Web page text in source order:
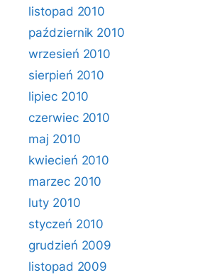
listopad 2010
październik 2010
wrzesień 2010
sierpień 2010
lipiec 2010
czerwiec 2010
maj 2010
kwiecień 2010
marzec 2010
luty 2010
styczeń 2010
grudzień 2009
listopad 2009